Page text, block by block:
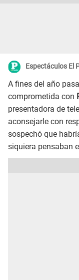
Espectáculos El
A fines del año
comprometida con
presentadora de
aconsejarle con
sospechó que
siquiera pensaban